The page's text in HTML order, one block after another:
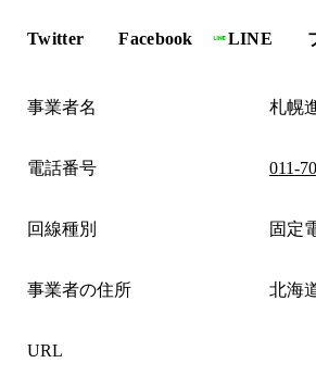
Twitter Facebook LINE
事業者名 札幌
電話番号 011-
回線種別 固定
事業者の住所 北海
URL